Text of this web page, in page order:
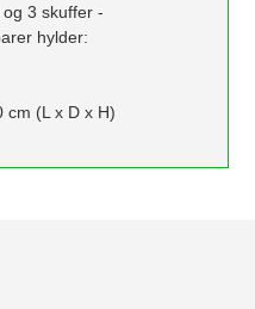
3 skuffer -
hylder:
cm (L x D x H)